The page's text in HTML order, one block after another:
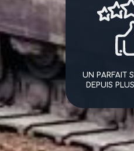
UN PARFAIT
DEPUIS